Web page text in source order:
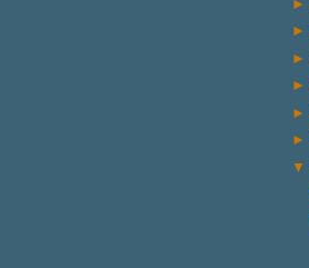
►
►
►
►
►
►
▼